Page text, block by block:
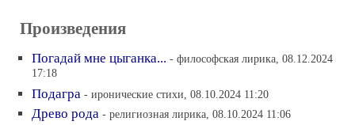
Произведения
Погадай мне цыганка... - философская лирика, 08.12.2024
17:18
Подагра - иронические стихи, 08.10.2024 11:20
Древо рода - религиозная лирика, 08.10.2024 11:06